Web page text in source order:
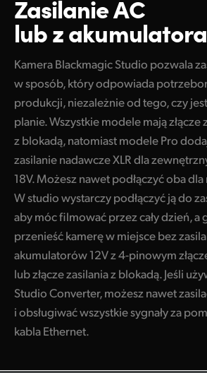
Zasilanie AC
lub z akumulatora
Kamera Blackmagic Studio pozwala
w sposób, który odpowiada
produkcji, niezależnie od tego, czy
planie. Wszystkie modele mają złącze
z blokadą, natomiast modele Pro
zasilanie nadawcze XLR dla
18V. Możesz nawet podłączyć oba
W studio wystarczy podłączyć ją do
aby móc filmować przez cały dzień, a
przenieść kamerę w miejsce bez
akumulatorów 12V z 4-pinowym
lub złącze zasilania z blokadą. Jeśli
Studio Converter, możesz nawet
i obsługiwać wszystkie sygnały za
kabla Ethernet.